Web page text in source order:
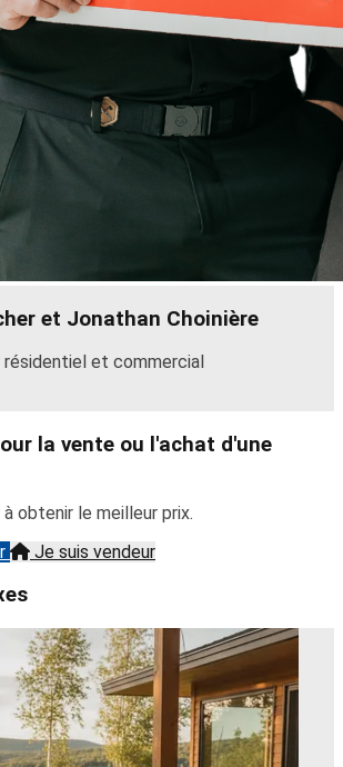
et Jonathan Choinière
et commercial
la vente ou l'achat d'une
obtenir le meilleur prix.
Je suis vendeur